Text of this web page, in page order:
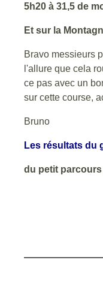
5h20 à 31,5 de
Et sur la
Bravo messieurs
l'allure que cela
ce pas avec un
sur cette course,
Bruno
Les résultats du
du petit parcours